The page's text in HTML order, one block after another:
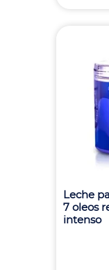
Leche
7 oleos
intenso